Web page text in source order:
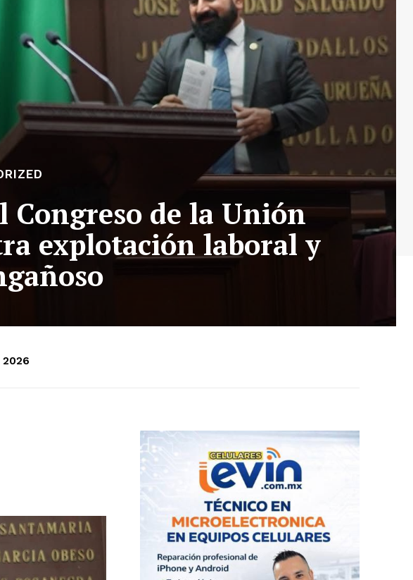
Congreso de la Unión
explotación laboral y
2026